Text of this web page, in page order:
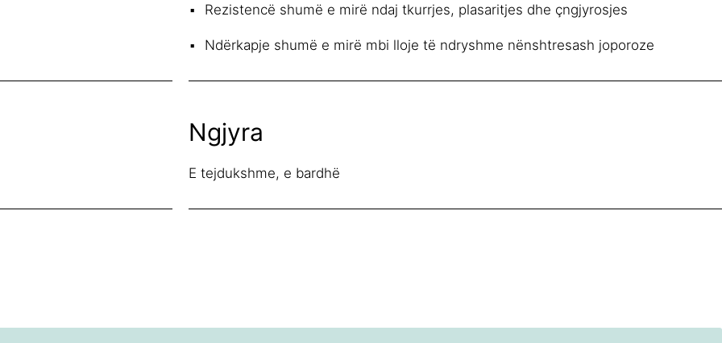
Rezistencë shumë e mirë ndaj tkurrjes, plasaritjes dhe çngjyrosjes
Ndërkapje shumë e mirë mbi lloje të ndryshme nënshtresash joporoze
Ngjyra
E tejdukshme, e bardhë